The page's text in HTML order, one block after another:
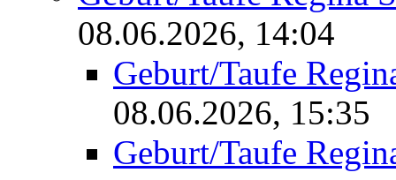
08.06.2026, 14:04
Geburt/Taufe
08.06.2026, 15:35
Geburt/Taufe